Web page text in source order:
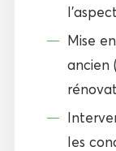
Mise
ancien
les